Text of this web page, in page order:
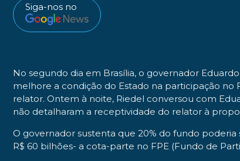
Siga-nos no
No segundo dia em Brasília, o governador
melhore a condição do Estado na participação
relator. Ontem à noite, Riedel conversou com
não detalharam a receptividade do relator à
O governador sustenta que 20% do fundo
R$ 60 bilhões- a cota-parte no FPE (Fundo de